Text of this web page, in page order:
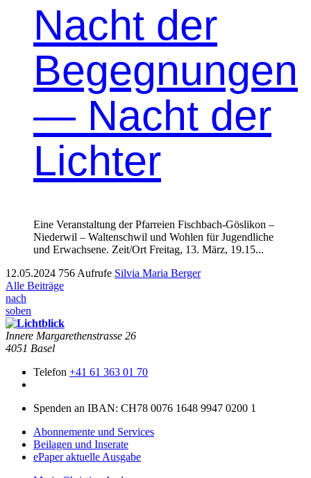
Nacht der
Begegnungen
— Nacht der
Lichter
Eine Ver­anstal­tung der Pfar­reien Fis­chbach-Gös­likon –
Nieder­wil – Wal­tenschwil und Wohlen für Jugendliche
und Erwach­sene. Zeit/Ort Fre­itag, 13. März, 19.15...
12.05.2024 756 Aufrufe Silvia Maria Berger
Alle Beiträge
nach
soben
Innere Mar­garethen­strasse 26
4051 Basel
Telefon +41 61 363 01 70
Spenden an IBAN: CH78 0076 1648 9947 0200 1
Abonnemente und Services
Beilagen und Inserate
ePaper aktuelle Ausgabe